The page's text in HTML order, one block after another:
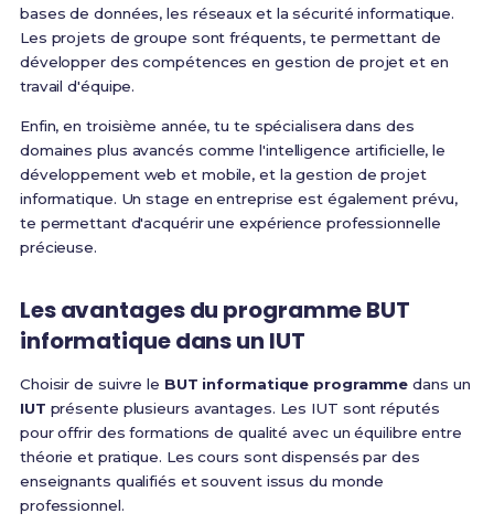
bases de données, les réseaux et la sécurité informatique.
Les projets de groupe sont fréquents, te permettant de
développer des compétences en gestion de projet et en
travail d'équipe.
Enfin, en troisième année, tu te spécialisera dans des
domaines plus avancés comme l'intelligence artificielle, le
développement web et mobile, et la gestion de projet
informatique. Un stage en entreprise est également prévu,
te permettant d'acquérir une expérience professionnelle
précieuse.
Les avantages du programme BUT
informatique dans un IUT
Choisir de suivre le BUT informatique programme dans un
IUT présente plusieurs avantages. Les IUT sont réputés
pour offrir des formations de qualité avec un équilibre entre
théorie et pratique. Les cours sont dispensés par des
enseignants qualifiés et souvent issus du monde
professionnel.